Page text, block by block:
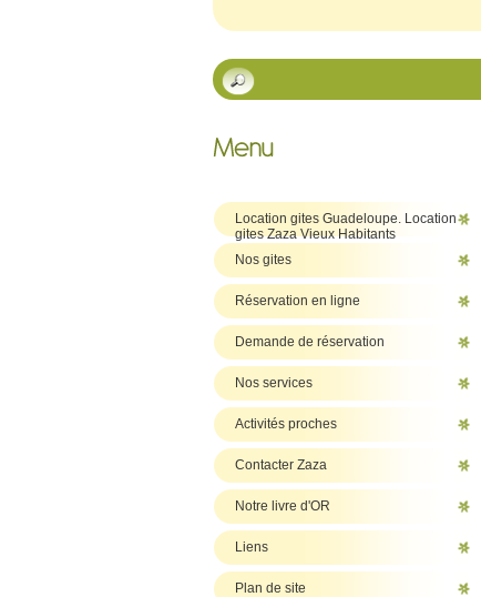
Location gites Guadeloupe. Location
gites Zaza Vieux Habitants
Nos gites
Réservation en ligne
Demande de réservation
Nos services
Activités proches
Contacter Zaza
Notre livre d'OR
Liens
Plan de site